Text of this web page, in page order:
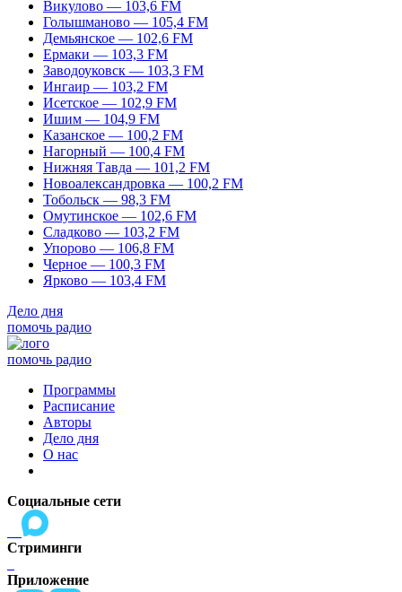
Викулово — 103,6 FM
Голышманово — 105,4 FM
Демьянское — 102,6 FM
Ермаки — 103,3 FM
Заводоуковск — 103,3 FM
Ингаир — 103,2 FM
Исетское — 102,9 FM
Ишим — 104,9 FM
Казанское — 100,2 FM
Нагорный — 100,4 FM
Нижняя Тавда — 101,2 FM
Новоалександровка — 100,2 FM
Тобольск — 98,3 FM
Омутинское — 102,6 FM
Сладково — 103,2 FM
Упорово — 106,8 FM
Черное — 100,3 FM
Ярково — 103,4 FM
Дело дня
помочь радио
помочь радио
Программы
Расписание
Авторы
Дело дня
О нас
Социальные сети
Стриминги
Приложение